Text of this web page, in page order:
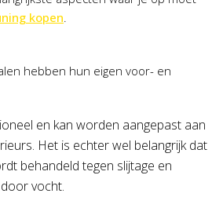
kopen.
hebben hun eigen voor- en
en kan worden aangepast aan
Het is echter wel belangrijk dat
behandeld tegen slijtage en
vocht.